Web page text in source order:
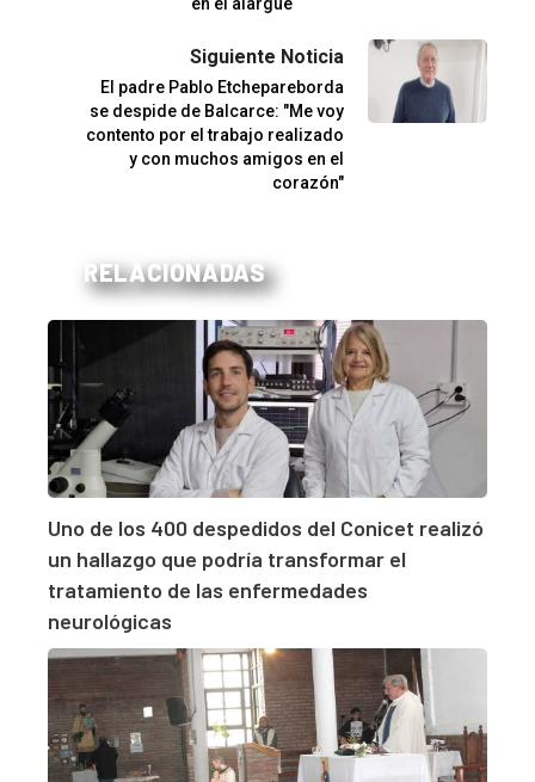
Siguiente Noticia
El padre Pablo Etchepareborda
se despide de Balcarce: "Me voy
contento por el trabajo realizado
y con muchos amigos en el
corazón"
RELACIONADAS
Uno de los 400 despedidos del Conicet realizó
un hallazgo que podría transformar el
tratamiento de las enfermedades
neurológicas